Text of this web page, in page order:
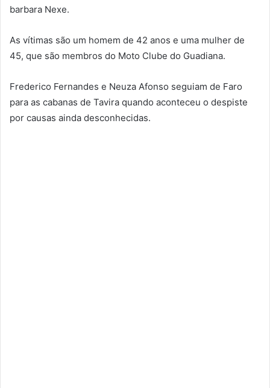
barbara Nexe.
As vítimas são um homem de 42 anos e uma mulher de
45, que são membros do Moto Clube do Guadiana.
Frederico Fernandes e Neuza Afonso seguiam de Faro
para as cabanas de Tavira quando aconteceu o despiste
por causas ainda desconhecidas.